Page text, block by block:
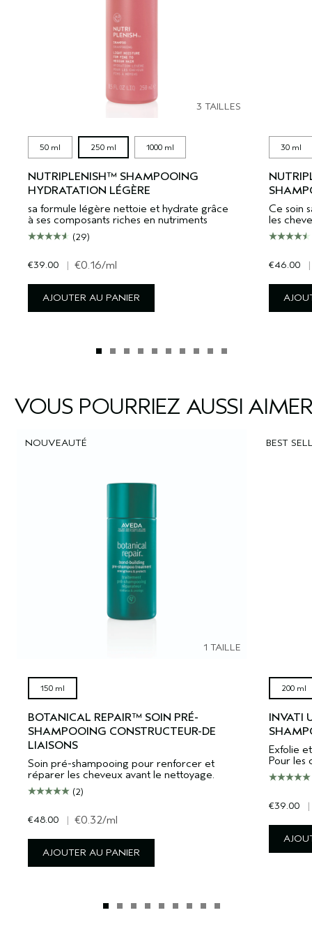
3 TAILLES
50 ml 250 ml 1000 ml
NUTRIPLENISH™ SHAMPOOING
HYDRATATION LÉGÈRE
sa formule légère nettoie et hydrate grâce
à ses composants riches en nutriments
(29)
€39.00 | €0.16/ml
AJOUTER AU PANIER
30 ml
Ce soin
les
€46.00 |
VOUS POURRIEZ AUSSI AIMER
NOUVEAUTÉ
1 TAILLE
150 ml
BOTANICAL REPAIR™ SOIN PRÉ-
SHAMPOOING CONSTRUCTEUR-DE
LIAISONS
Soin pré-shampooing pour renforcer et
réparer les cheveux avant le nettoyage.
(2)
€48.00 | €0.32/ml
AJOUTER AU PANIER
BEST
200 ml
INVATI
Exfolie
Pour les
€39.00 |